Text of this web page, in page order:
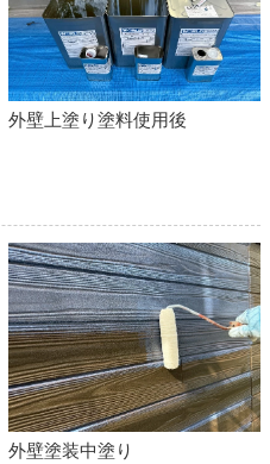
外壁上塗り塗料使用後
外壁塗装中塗り